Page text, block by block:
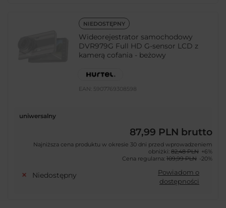
NIEDOSTĘPNY
Wideorejestrator samochodowy
DVR979G Full HD G-sensor LCD z
kamerą cofania - beżowy
EAN: 5907769308598
uniwersalny
87,99 PLN brutto
Najniższa cena produktu w okresie 30 dni przed wprowadzeniem
obniżki: 82,48 PLN +6%
Cena regularna: 109,99 PLN -20%
Niedostępny
Powiadom o
dostępności